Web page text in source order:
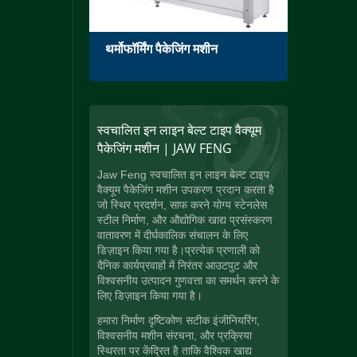
थर्मोफॉर्मिंग पैकेजिंग मशीन
स्वचालित इन लाइन बेल्ट टाइप वैक्यूम
पैकेजिंग मशीन | JAW FENG
Jaw Feng स्वचालित इन लाइन बेल्ट टाइप
वैक्यूम पैकेजिंग मशीन उपकरण प्रदान करता है
जो स्थिर प्रदर्शन, साफ करने योग्य स्टेनलेस
स्टील निर्माण, और औद्योगिक खाद्य प्रसंस्करण
वातावरण में दीर्घकालिक संचालन के लिए
डिज़ाइन किया गया है।प्रत्येक प्रणाली को
दैनिक कार्यप्रवाहों में निरंतर आउटपुट और
विश्वसनीय उत्पादन गुणवत्ता का समर्थन करने के
लिए डिज़ाइन किया गया है।
हमारा निर्माण दृष्टिकोण सटीक इंजीनियरिंग,
विश्वसनीय मशीन संरचना, और प्रक्रिया
स्थिरता पर केंद्रित है ताकि वैश्विक खाद्य